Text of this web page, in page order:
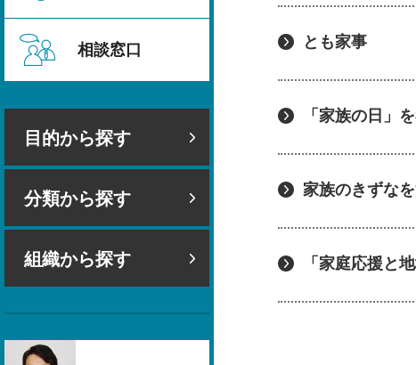
相談窓口
目的から探す
分類から探す
組織から探す
とも家事
「家族の日」
家族のきずな
「家庭応援と